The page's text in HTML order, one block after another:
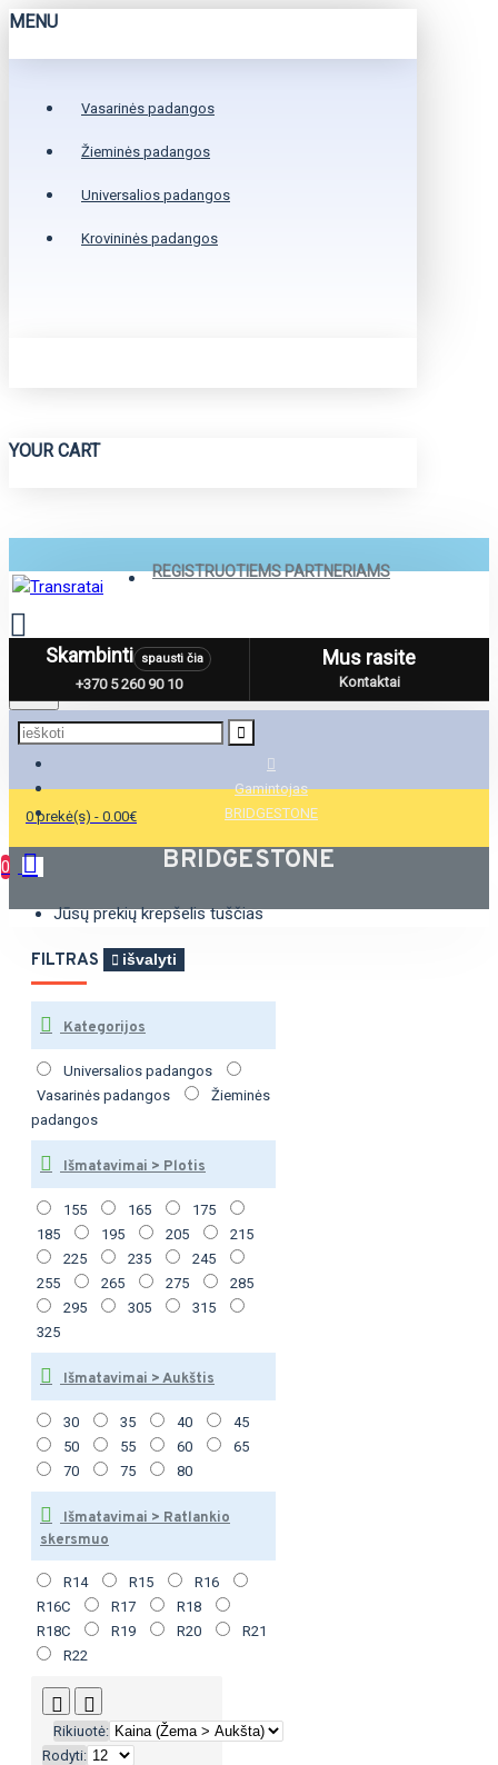
MENU
Vasarinės padangos
Žieminės padangos
Universalios padangos
Krovininės padangos
YOUR CART
REGISTRUOTIEMS PARTNERIAMS
Menu
0 prekė(s) - 0.00€
0
Jūsų prekių krepšelis tuščias
Skambinti spausti čia
+370 5 260 90 10
Mus rasite
Kontaktai
Gamintojas
BRIDGESTONE
BRIDGESTONE
FILTRAS išvalyti
Kategorijos
Universalios padangos
Vasarinės padangos
Žieminės
padangos
Išmatavimai > Plotis
155 165
175
185
195 205
215
225
235
245
255
265 275
285
295
305
315
325
Išmatavimai > Aukštis
30 35 40
45
50
55 60
65
70
75 80
Išmatavimai > Ratlankio
skersmuo
R14 R15
R16
R16C
R17
R18
R18C
R19 R20
R21
R22
Rikiuotė:
Rodyti: